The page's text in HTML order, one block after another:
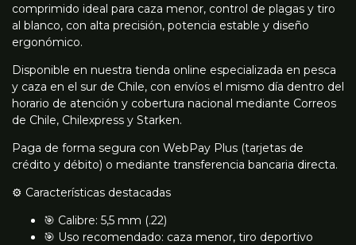
comprimido ideal para caza menor, control de plagas y tiro
al blanco, con alta precisión, potencia estable y diseño
ergonómico.
Disponible en nuestra tienda online especializada en pesca
y caza en el sur de Chile, con envíos el mismo día dentro del
horario de atención y cobertura nacional mediante Correos
de Chile, Chilexpress y Starken.
Paga de forma segura con WebPay Plus (tarjetas de
crédito y débito) o mediante transferencia bancaria directa.
⚙️ Características destacadas
🎯 Calibre: 5,5 mm (.22)
🎯 Uso recomendado: caza menor, tiro deportivo